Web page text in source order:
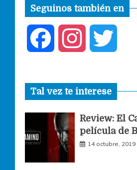
Seguinos también en
c
e
b
s
t
a
i
t
t
Tal vez te interese
Review: El
película de
14 octubre, 2019